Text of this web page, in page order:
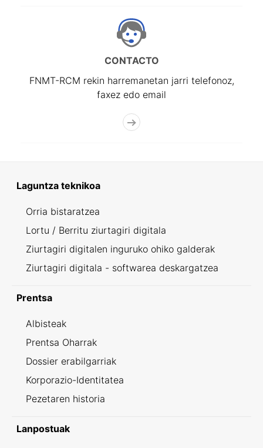
CONTACTO
FNMT-RCM rekin harremanetan jarri telefonoz,
faxez edo email
Laguntza teknikoa
Orria bistaratzea
Lortu / Berritu ziurtagiri digitala
Ziurtagiri digitalen inguruko ohiko galderak
Ziurtagiri digitala - softwarea deskargatzea
Prentsa
Albisteak
Prentsa Oharrak
Dossier erabilgarriak
Korporazio-Identitatea
Pezetaren historia
Lanpostuak